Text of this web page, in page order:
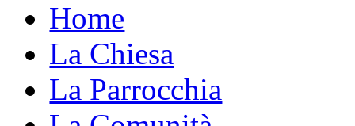
Home
La Chiesa
La Parrocchia